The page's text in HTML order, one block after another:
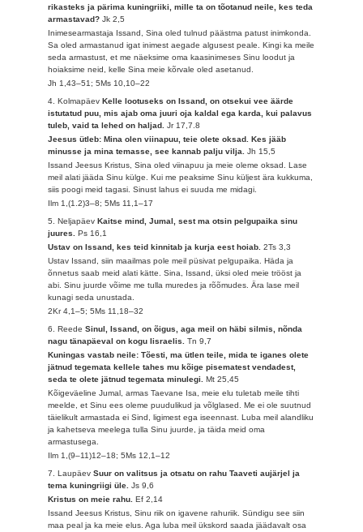
rikasteks ja pärima kuningriiki, mille ta on tõotanud neile, kes teda
armastavad?Jk 2,5
Inimesearmastaja Issand, Sina oled tulnud päästma patust inimkonda.
Sa oled armastanud igat inimest aegade algusest peale. Kingi ka meile
seda armastust, et me näeksime oma kaasinimeses Sinu loodut ja
hoiaksime neid, kelle Sina meie kõrvale oled asetanud.
Jh 1,43–51; 5Ms 10,10–22
4. KolmapäevKelle lootuseks on Issand, on otsekui vee äärde
istutatud puu, mis ajab oma juuri oja kaldal ega karda, kui palavus
tuleb, vaid ta lehed on haljad.Jr 17,7.8
Jeesus ütleb: Mina olen viinapuu, teie olete oksad. Kes jääb
minusse ja mina temasse, see kannab palju vilja.Jh 15,5
Issand Jeesus Kristus, Sina oled viinapuu ja meie oleme oksad. Lase
meil alati jääda Sinu külge. Kui me peaksime Sinu küljest ära kukkuma,
siis poogi meid tagasi. Sinust lahus ei suuda me midagi.
Ilm 1,(1.2)3–8; 5Ms 11,1–17
5. NeljapäevKaitse mind, Jumal, sest ma otsin pelgupaika sinu
juures.Ps 16,1
Ustav on Issand, kes teid kinnitab ja kurja eest hoiab.2Ts 3,3
Ustav Issand, siin maailmas pole meil püsivat pelgupaika. Häda ja
õnnetus saab meid alati kätte. Sina, Issand, üksi oled meie trööst ja
abi. Sinu juurde võime me tulla muredes ja rõõmudes. Ära lase meil
kunagi seda unustada.
2Kr 4,1–5; 5Ms 11,18–32
6. ReedeSinul, Issand, on õigus, aga meil on häbi silmis, nõnda
nagu tänapäeval on kogu Iisraelis.Tn 9,7
Kuningas vastab neile: Tõesti, ma ütlen teile, mida te iganes olete
jätnud tegemata kellele tahes mu kõige pisematest vendadest,
seda te olete jätnud tegemata minulegi.Mt 25,45
Kõigeväeline Jumal, armas Taevane Isa, meie elu tuletab meile tihti
meelde, et Sinu ees oleme puudulikud ja võlglased. Me ei ole suutnud
täielikult armastada ei Sind, ligimest ega iseennast. Luba meil alandliku
ja kahetseva meelega tulla Sinu juurde, ja täida meid oma
armastusega.
Ilm 1,(9–11)12–18; 5Ms 12,1–12
7. LaupäevSuur on valitsus ja otsatu on rahu Taaveti aujärjel ja
tema kuningriigi üle.Js 9,6
Kristus on meie rahu.Ef 2,14
Issand Jeesus Kristus, Sinu riik on igavene rahuriik. Sündigu see siin
maa peal ja ka meie elus. Aga luba meil ükskord saada jäädavalt osa